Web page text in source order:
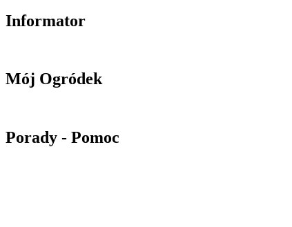
Informator
Mój Ogródek
Porady - Pomoc